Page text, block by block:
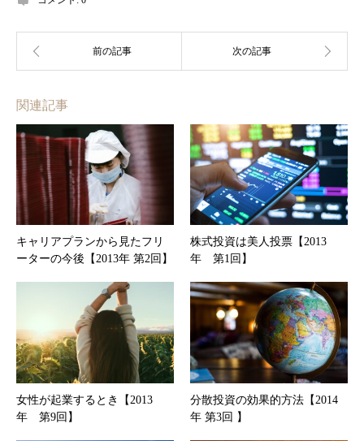
関連記事
キャリアプランから見たフリ
ーターの今後【2013年 第2回】
株式投資は美人投票【2013
年 第1回】
女性が起業するとき【2013
年 第9回】
分散投資の効果的方法【2014
年 第3回 】